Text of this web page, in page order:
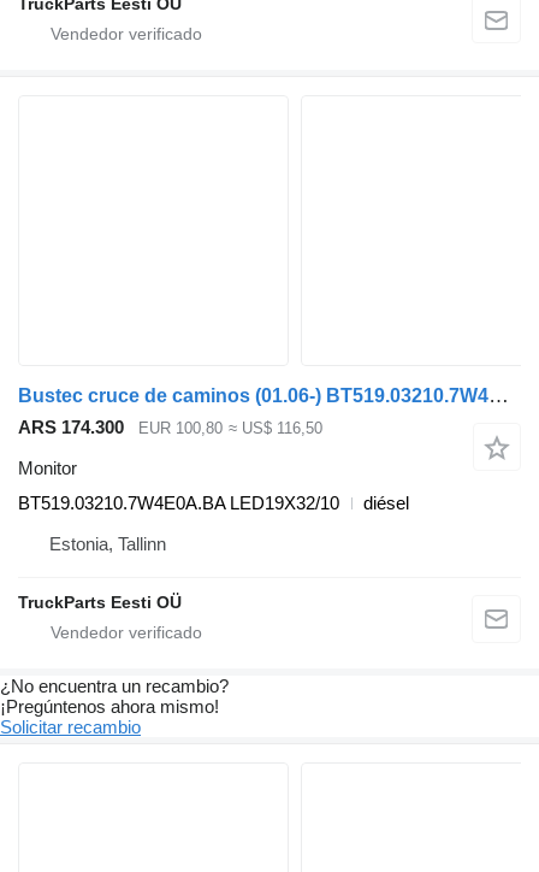
Bustec cruce de caminos (01.06-) BT519.03210.7W4E0A.BA monitor para Irisbus Arway, Crossway, Crealis, Magelys, Proway, Daily Tourys (2006-) autobús
ARS 174.300 EUR 100,80 ≈ US$ 116,50
Monitor
BT519.03210.7W4E0A.BA LED19X32/10
diésel
Estonia, Tallinn
TruckParts Eesti OÜ
¿No encuentra un recambio?
¡Pregúntenos ahora mismo!
Solicitar recambio